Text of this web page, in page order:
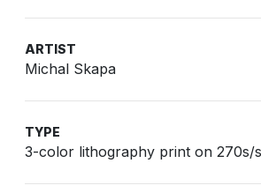
ARTIST
Michal Skapa
TYPE
3-color lithography print on 270s/